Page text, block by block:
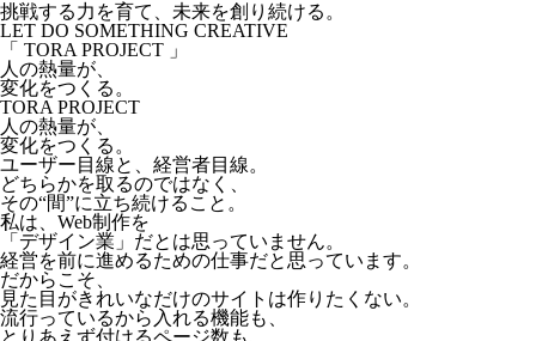
挑戦する力を育て、未来を創り続ける。
LET DO SOMETHING CREATIVE
「 TORA PROJECT 」
人の熱量が、
変化をつくる。
TORA PROJECT
人の熱量が、
変化をつくる。
ユーザー目線と、経営者目線。
どちらかを取るのではなく、
その“間”に立ち続けること。
私は、Web制作を
「デザイン業」だとは思っていません。
経営を前に進めるための仕事だと思っています。
だからこそ、
見た目がきれいなだけのサイトは作りたくない。
流行っているから入れる機能も、
とりあえず付けるページ数も、